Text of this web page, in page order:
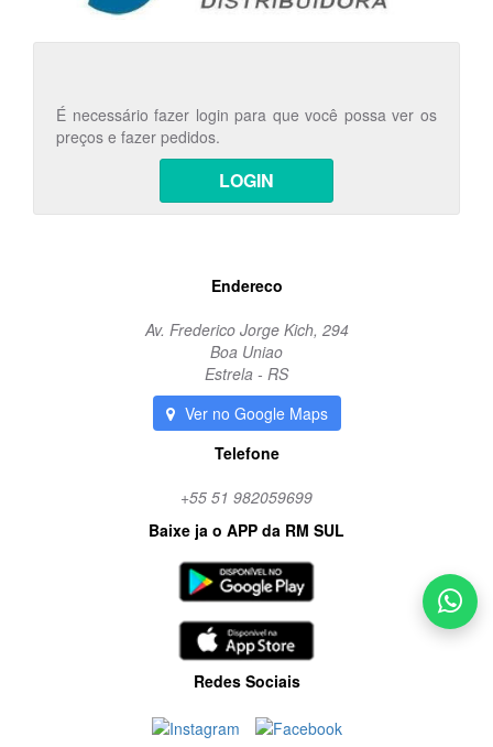
É necessário fazer login para que você possa ver os
preços e fazer pedidos.
LOGIN
Endereco
Av. Frederico Jorge Kich, 294
Boa Uniao
Estrela - RS
Ver no Google Maps
Telefone
+55 51 982059699
Baixe ja o APP da RM SUL
Redes Sociais